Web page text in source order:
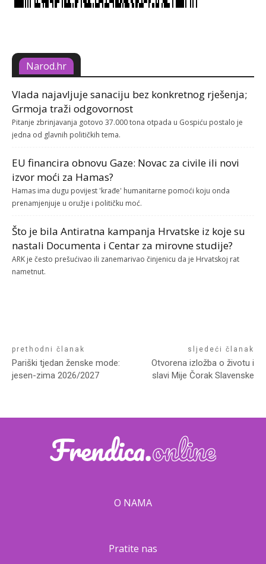
Narod.hr
Vlada najavljuje sanaciju bez konkretnog rješenja;
Grmoja traži odgovornost
Pitanje zbrinjavanja gotovo 37.000 tona otpada u Gospiću postalo je
jedna od glavnih političkih tema.
EU financira obnovu Gaze: Novac za civile ili novi
izvor moći za Hamas?
Hamas ima dugu povijest 'krađe' humanitarne pomoći koju onda
prenamjenjuje u oružje i političku moć.
Što je bila Antiratna kampanja Hrvatske iz koje su
nastali Documenta i Centar za mirovne studije?
ARK je često prešućivao ili zanemarivao činjenicu da je Hrvatskoj rat
nametnut.
prethodni članak
Pariški tjedan ženske mode:
jesen-zima 2026/2027
sljedeći članak
Otvorena izložba o životu i
slavi Mije Čorak Slavenske
O NAMA
Pratite nas